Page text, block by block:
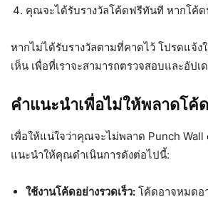
คุณจะได้รับรางวัลโค้ดฟรีทันที หากโค้ด
หากไม่ได้รับรางวัลตามที่คาดไว้ โปรดแจ้ง
เห็น เพื่อที่เราจะสามารถตรวจสอบและอัป
คำแนะนำเพื่อไม่ให้พลาดโค้
เพื่อให้แน่ใจว่าคุณจะไม่พลาด Punch Wall
แนะนำให้คุณดำเนินการดังต่อไปนี้:
ใช้งานโค้ดอย่างรวดเร็ว: โค้ดอาจหมดอ